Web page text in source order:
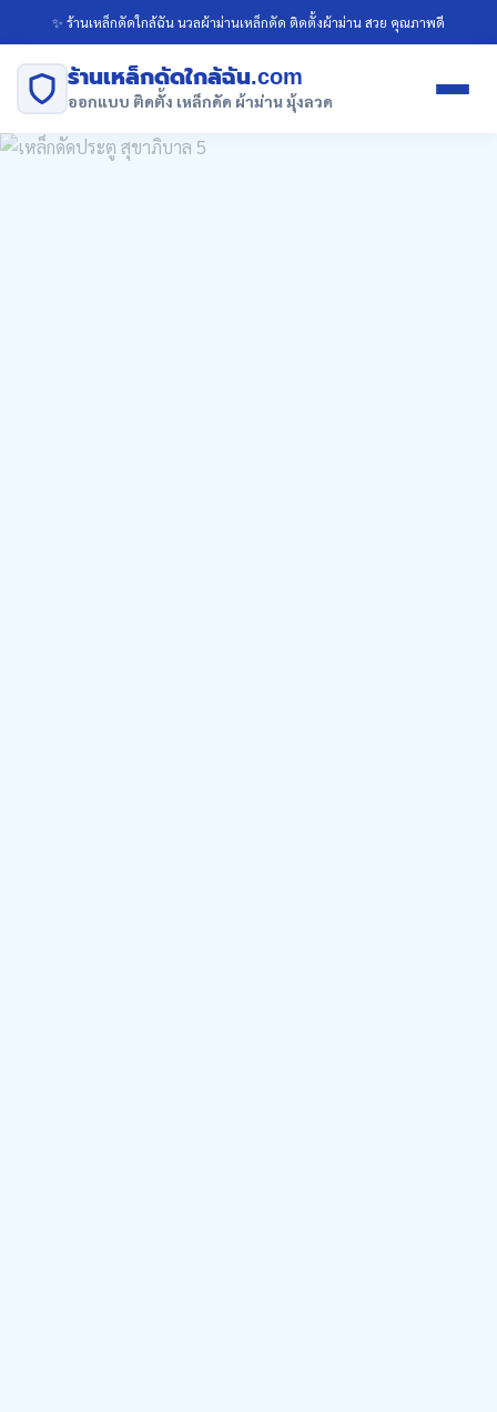
✨ ร้านเหล็กดัดใกล้ฉัน นวลผ้าม่านเหล็กดัด ติดตั้งผ้าม่าน สวย คุณภาพดี
ร้านเหล็กดัดใกล้ฉัน.com
ออกแบบ ติดตั้ง เหล็กดัด ผ้าม่าน มุ้งลวด